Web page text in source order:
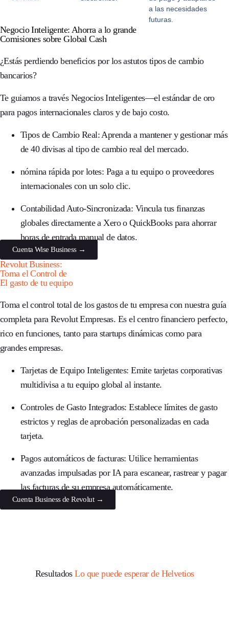
a las necesidades
futuras.
Negocio Inteligente: Ahorra a lo grande
Comisiones sobre Global Cash
¿Estás perdiendo beneficios por los astutos tipos de cambio
bancarios?
Te guiamos a través Negocios Inteligentes—el estándar de oro
para pagos internacionales claros y de bajo costo.
Tipos de Cambio Real: Aprenda a mantener y gestionar más
de 40 divisas al tipo de cambio real del mercado.
nómina rápida por lotes: Paga a tu equipo o proveedores
internacionales con un solo clic.
Contabilidad Auto-Sincronizada: Vincula tus finanzas
globales directamente a Xero o QuickBooks para ahorrar
horas de entrada manual de datos.
Cuenta Wise Business →
Revolut Business:
Toma el Control de
El gasto de tu equipo
Toma el control total de los gastos de tu empresa con nuestra guía
completa paraRevolut Empresas. Es el centro financiero perfecto,
rico en funciones, tanto para startups dinámicas como para
grandes empresas.
Tarjetas de Equipo Inteligentes: Emite tarjetas corporativas
multidivisa a tu equipo global al instante.
Controles de Gasto Integrados: Establece límites de gasto
estrictos y reglas de aprobación personalizadas en cada
tarjeta.
Pagos automáticos de facturas: Utilice herramientas
avanzadas impulsadas por IA para escanear, rastrear y pagar
las facturas de su empresa automáticamente.
Cuenta Business de Revolut →
Resultados Lo que puede esperar de Helvetios